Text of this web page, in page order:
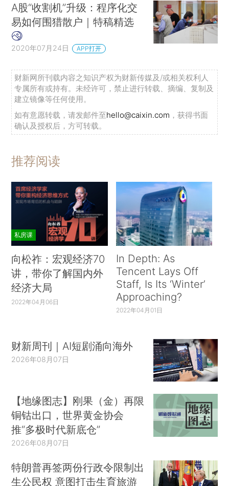
A股“收割机”升级：程序化交
易如何围猎散户｜特稿精选
2020年07月24日 APP打开
财新网所刊载内容之知识产权为财新传媒及/或相关权利人
专属所有或持有。未经许可，禁止进行转载、摘编、复制及
建立镜像等任何使用。
如有意愿转载，请发邮件至hello@caixin.com ，获得书面
确认及授权后，方可转载。
推荐阅读
私房课
向松祚：宏观经济70
讲，带你了解国内外
经济大局
2022年04月06日
In Depth: As
Tencent Lays Off
Staff, Is Its ‘Winter’
Approaching?
2022年04月01日
财新周刊｜AI短剧涌向海外
2026年08月07日
【地缘图志】刚果（金）再限
铜钴出口，世界黄金协会
推“多极时代新底仓”
2026年08月07日
特朗普再签两份行政令限制出
生公民权 意图打击生育旅游